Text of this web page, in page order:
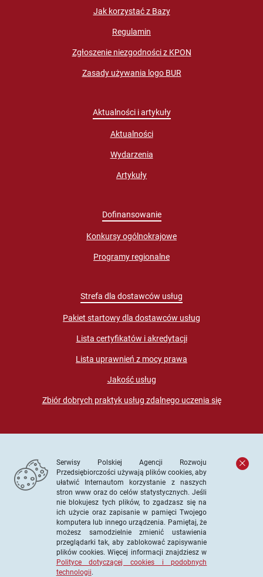
Jak korzystać z Bazy
Regulamin
Zgłoszenie niezgodności z KPON
Zasady używania logo BUR
Aktualności i artykuły
Aktualności
Wydarzenia
Artykuły
Dofinansowanie
Konkursy ogólnokrajowe
Programy regionalne
Strefa dla dostawców usług
Pakiet startowy dla dostawców usług
Lista certyfikatów i akredytacji
Lista uprawnień z mocy prawa
Jakość usług
Zbiór dobrych praktyk usług zdalnego uczenia się
© PARP. Wszelkie prawa zastrzeżone
Projekt współfinansowany ze środków Unii Europejskiej w
ramach Europejskiego Funduszu Społecznego
Serwisy Polskiej Agencji Rozwoju
Przedsiębiorczości używają plików cookies, aby
ułatwić Internautom korzystanie z naszych
stron www oraz do celów statystycznych. Jeśli
nie blokujesz tych plików, to zgadzasz się na
ich użycie oraz zapisanie w pamięci Twojego
komputera lub innego urządzenia. Pamiętaj, że
możesz samodzielnie zmienić ustawienia
przeglądarki tak, aby zablokować zapisywanie
plików cookies. Więcej informacji znajdziesz w
Polityce dotyczącej cookies i podobnych
technologii.